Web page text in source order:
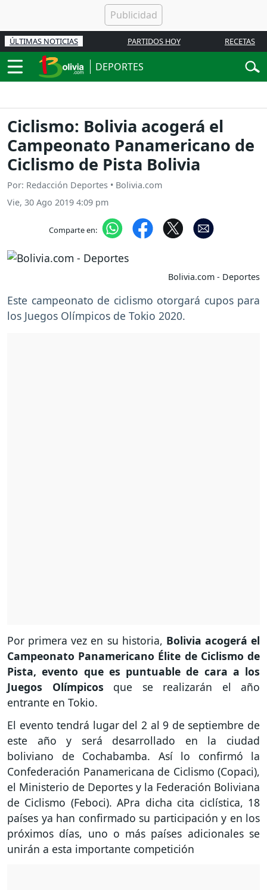
ÚLTIMAS NOTICIAS PARTIDOS HOY RECETAS
DEPORTES
Ciclismo: Bolivia acogerá el
Campeonato Panamericano de
Ciclismo de Pista Bolivia
Por: Redacción Deportes • Bolivia.com
Vie, 30 Ago 2019 4:09 pm
Comparte en:
Bolivia.com - Deportes
Este campeonato de ciclismo otorgará cupos para
los Juegos Olímpicos de Tokio 2020.
Por primera vez en su historia, Bolivia acogerá el
Campeonato Panamericano Élite de Ciclismo de
Pista, evento que es puntuable de cara a los
Juegos Olímpicos que se realizarán el año
entrante en Tokio.
El evento tendrá lugar del 2 al 9 de septiembre de
este año y será desarrollado en la ciudad
boliviano de Cochabamba. Así lo confirmó la
Confederación Panamericana de Ciclismo (Copaci),
el Ministerio de Deportes y la Federación Boliviana
de Ciclismo (Feboci). APra dicha cita ciclística, 18
países ya han confirmado su participación y en los
próximos días, uno o más países adicionales se
unirán a esta importante competición